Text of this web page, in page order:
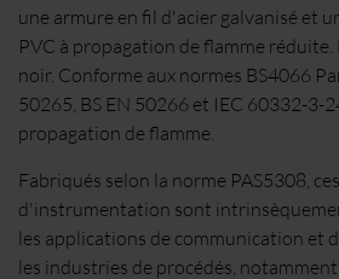
une armure en fil d'acier galvanisé et
PVC à propagation de flamme
noir. Conforme aux normes BS4066
50265, BS EN 50266 et IEC 60332-3-
propagation de flamme.
Fabriqués selon la norme PAS5308,
d'instrumentation sont
les applications de communication et
les industries de procédés,